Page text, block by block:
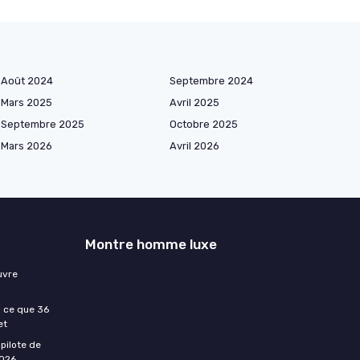
Août 2024
Septembre 2024
Mars 2025
Avril 2025
Septembre 2025
Octobre 2025
Mars 2026
Avril 2026
ce que 36
de
Montre homme luxe